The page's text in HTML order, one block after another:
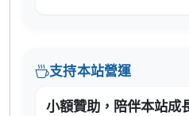
支持本站營運
小額贊助，陪伴本站成